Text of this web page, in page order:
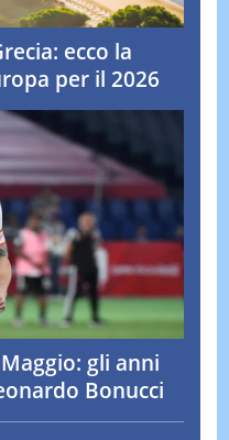
ecco la
per il 2026
gli anni
Bonucci